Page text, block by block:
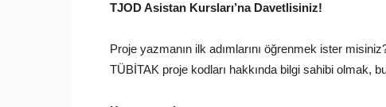
TJOD Asistan Kursları’na Davetlisiniz!
Proje yazmanın ilk adımlarını öğrenmek ister
TÜBİTAK proje kodları hakkında bilgi sahibi olmak,